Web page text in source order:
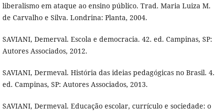
liberalismo em ataque ao ensino público. Trad. Maria Luiza M.
de Carvalho e Silva. Londrina: Planta, 2004.
SAVIANI, Demerval. Escola e democracia. 42. ed. Campinas, SP:
Autores Associados, 2012.
SAVIANI, Dermeval. História das ideias pedagógicas no Brasil. 4.
ed. Campinas, SP: Autores Associados, 2013.
SAVIANI, Dermeval. Educação escolar, currículo e sociedade: o